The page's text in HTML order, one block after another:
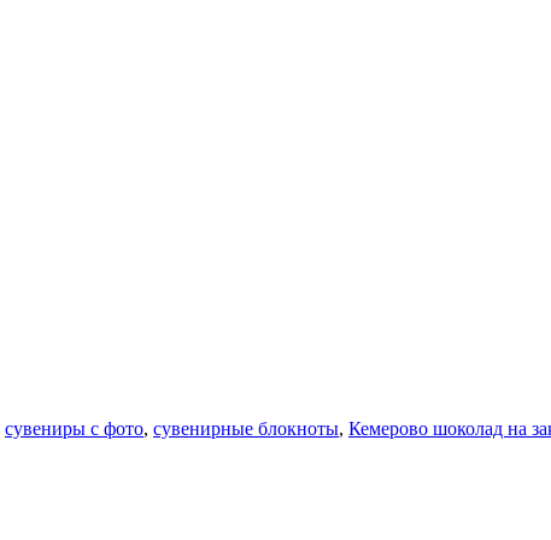
сувениры с фото, сувенирные блокноты, Кемерово шоколад на